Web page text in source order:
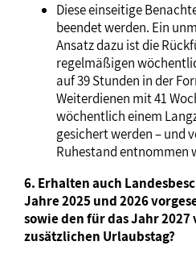
Diese einseitige
beendet werden. Ein
Ansatz dazu ist die
regelmäßigen
auf 39 Stunden in der
Weiterdienen mit 41
wöchentlich einem
gesichert werden – und
Ruhestand entnommen
6. Erhalten auch
Jahre 2025 und 2026
sowie den für das Jahr
zusätzlichen Urlaubstag?